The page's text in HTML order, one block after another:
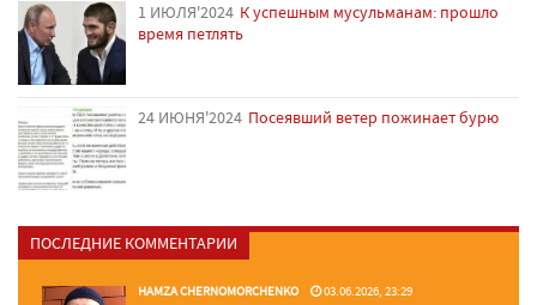
1 ИЮЛЯ'2024 К успешным мусульманам: прошло
время петлять
24 ИЮНЯ'2024 Посеявший ветер пожинает бурю
ПОСЛЕДНИЕ КОММЕНТАРИИ
HAMZA CHERNOMORCHENKO 03.06.2026, 23:29